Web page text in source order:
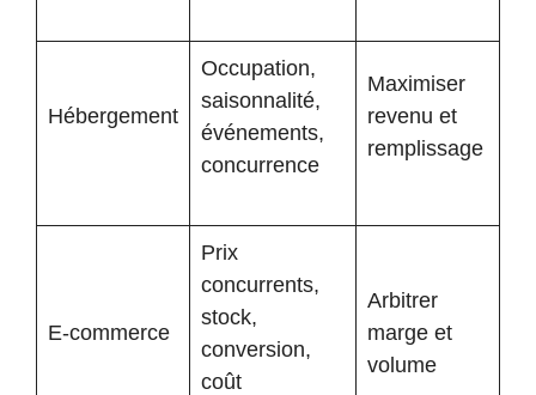
Hébergement
Occupation,
saisonnalité,
événements,
concurrence
Maximiser
revenu et
remplissage
E-commerce
Prix
concurrents,
stock,
conversion,
coût
Arbitrer
marge et
volume